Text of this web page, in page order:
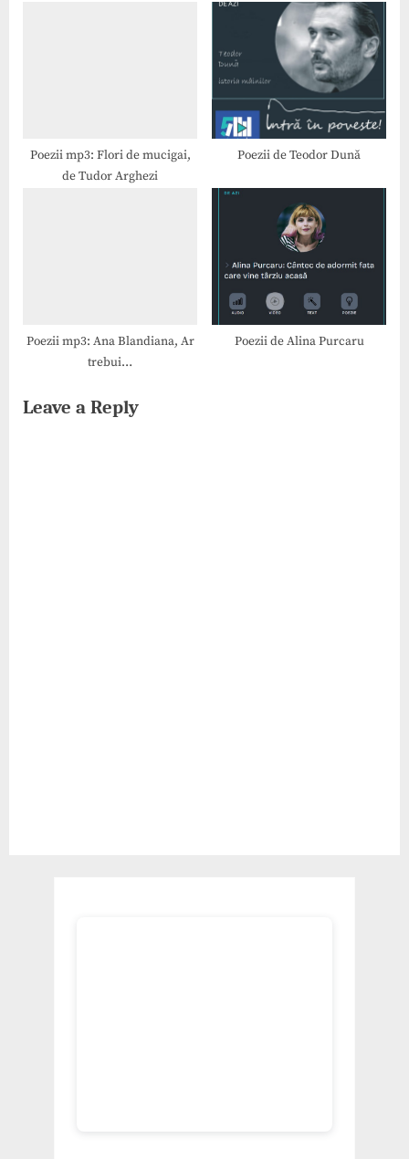
Poezii mp3: Flori de mucigai,
de Tudor Arghezi
Poezii de Teodor Dună
Poezii mp3: Ana Blandiana, Ar
trebui…
Poezii de Alina Purcaru
Leave a Reply